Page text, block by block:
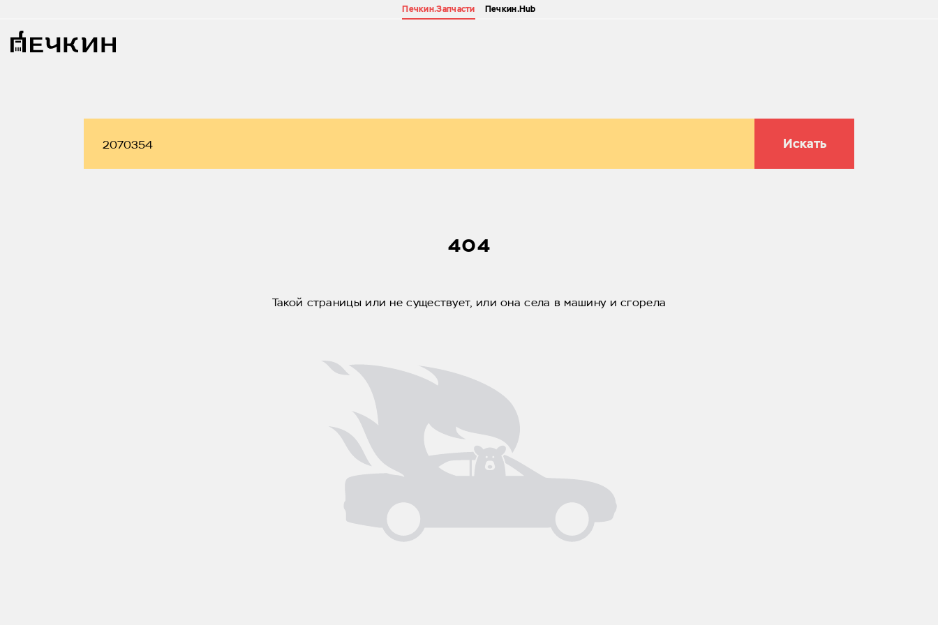
Печкин.Запчасти Печкин.Hub
Искать
404
Такой страницы или не существует, или она села в машину и сгорела